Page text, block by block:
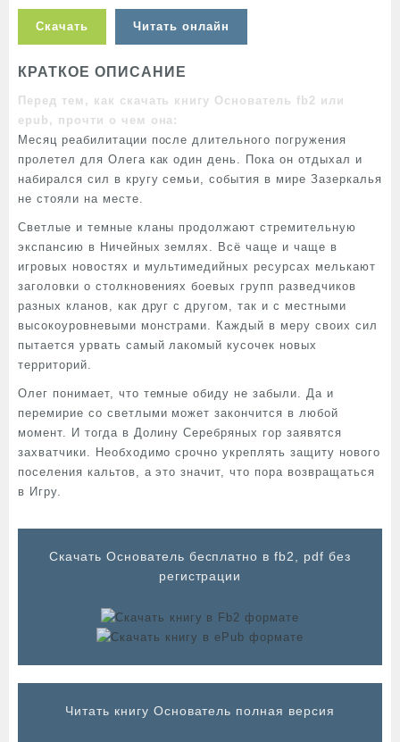
Скачать Читать онлайн
КРАТКОЕ ОПИСАНИЕ
Перед тем, как скачать книгу Основатель fb2 или
epub, прочти о чем она:
Месяц реабилитации после длительного погружения
пролетел для Олега как один день. Пока он отдыхал и
набирался сил в кругу семьи, события в мире Зазеркалья
не стояли на месте.
Светлые и темные кланы продолжают стремительную
экспансию в Ничейных землях. Всё чаще и чаще в
игровых новостях и мультимедийных ресурсах мелькают
заголовки о столкновениях боевых групп разведчиков
разных кланов, как друг с другом, так и с местными
высокоуровневыми монстрами. Каждый в меру своих сил
пытается урвать самый лакомый кусочек новых
территорий.
Олег понимает, что темные обиду не забыли. Да и
перемирие со светлыми может закончится в любой
момент. И тогда в Долину Серебряных гор заявятся
захватчики. Необходимо срочно укреплять защиту нового
поселения кальтов, а это значит, что пора возвращаться
в Игру.
Cкачать Основатель бесплатно в fb2, pdf без
регистрации
Читать книгу Основатель полная версия